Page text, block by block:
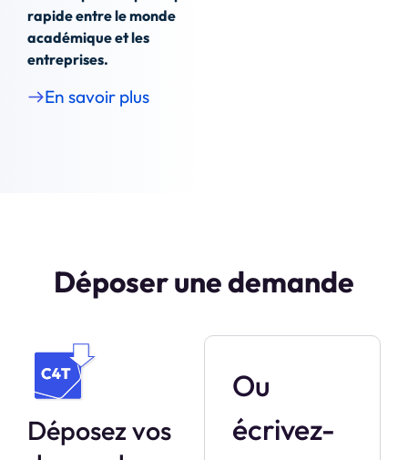
rapide entre le monde
académique et les
entreprises.
En savoir plus
Déposer une demande
Déposez vos
Ou
écrivez-